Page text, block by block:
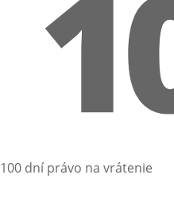
100 dní právo na vrátenie